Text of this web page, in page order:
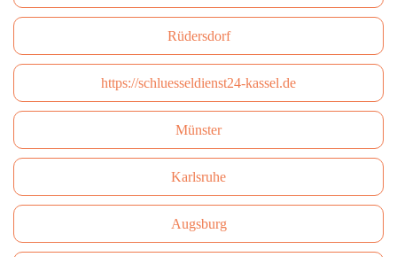
Rüdersdorf
https://schluesseldienst24-kassel.de
Münster
Karlsruhe
Augsburg